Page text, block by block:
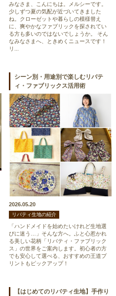
みなさま、こんにちは。メルシーです。
少しずつ夏の気配が近づいてきました
ね。クローゼットや暮らしの模様替え
に、爽やかなファブリックを探されてい
る方も多いのではないでしょうか。 そん
なみなさまへ、ときめくニュースです！
リ...
シーン別・用途別で楽しむリバテ
ィ・ファブリックス活用術
2026.05.20
リバティ生地の紹介
「ハンドメイドを始めたいけれど生地選
びに迷う…」そんな方へ。ふと心惹かれ
る美しい花柄「リバティ・ファブリック
ス」の世界をご案内します。初心者の方
でも安心して選べる、おすすめの王道プ
リントもピックアップ！
【はじめてのリバティ生地】手作り